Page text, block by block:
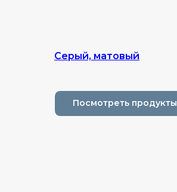
Серый, матовый
Посмотреть продукты